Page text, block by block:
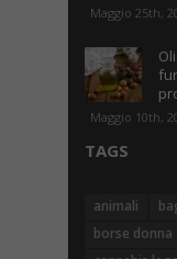
Maggio 25th,
Maggio 10th,
TAGS
animali
borse donna